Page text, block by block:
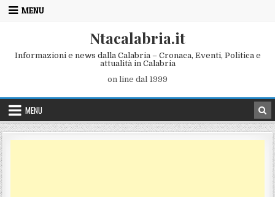
Skip to content
MENU
Ntacalabria.it
Informazioni e news dalla Calabria – Cronaca, Eventi, Politica e
attualità in Calabria
on line dal 1999
MENU